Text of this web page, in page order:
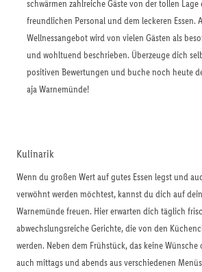
schwärmen zahlreiche Gäste von der tollen
freundlichen Personal und dem leckeren Essen.
Wellnessangebot wird von vielen Gästen als
und wohltuend beschrieben. Überzeuge dich
positiven Bewertungen und buche noch heute
aja Warnemünde!
Kulinarik
Wenn du großen Wert auf gutes Essen legst und
verwöhnt werden möchtest, kannst du dich auf
Warnemünde freuen. Hier erwarten dich täglich
abwechslungsreiche Gerichte, die von den
werden. Neben dem Frühstück, das keine
auch mittags und abends aus verschiedenen